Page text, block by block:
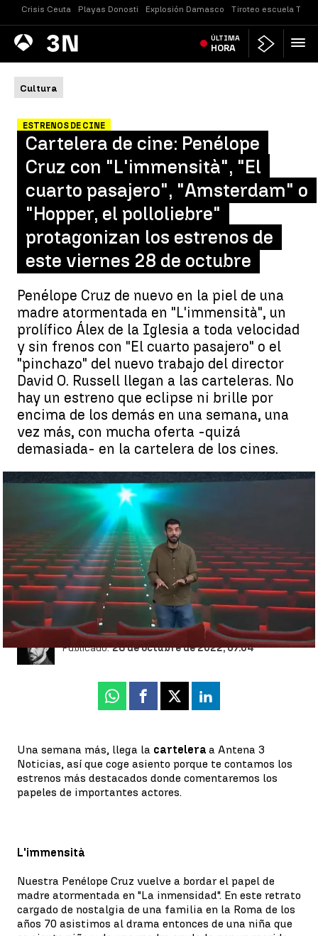
Crisis Ceuta Playas Donosti Explosión Damasco Tiroteo escuela
Antena
3 Noticias ÚLTIMA
HORA
Cultura
ESTRENOS DE CINE
Cartelera de cine: Penélope
Cruz con "L'immensità", "El
cuarto pasajero", "Amsterdam" o
"Hopper, el polloliebre"
protagonizan los estrenos de
este viernes 28 de octubre
Penélope Cruz de nuevo en la piel de una
madre atormentada en "L'immensità", un
prolífico Álex de la Iglesia a toda velocidad
y sin frenos con "El cuarto pasajero" o el
"pinchazo" del nuevo trabajo del director
David O. Russell llegan a las carteleras. No
hay un estreno que eclipse ni brille por
encima de los demás en una semana, una
vez más, con mucha oferta -quizá
demasiada- en la cartelera de los cines.
Cartelera de cine: Penélope Cruz con "L'immensità", "El cuarto
pasajero", "Amsterdam" o "Hopper, el polloliebre" protagonizan
los estrenos de este viernes 28 de octubre |
Penélope Cruz con "L'immensità", "El cuarto pasajero",
"Amsterdam" o "Hopper, el polloliebre" protagonizan los
estrenos de este viernes 28 de octubre
Gonzalo del Prado
Publicado:28 de octubre de 2022, 07:04
Whatsapp
Facebook
X Linkedin
Una semana más, llega la cartelera a Antena 3
Noticias, así que coge asiento porque te contamos los
estrenos más destacados donde comentaremos los
papeles de importantes actores.
L'immensità
Nuestra Penélope Cruz vuelve a bordar el papel de
madre atormentada en "La inmensidad". En este retrato
cargado de nostalgia de una familia en la Roma de los
años 70 asistimos al drama entonces de una niña que